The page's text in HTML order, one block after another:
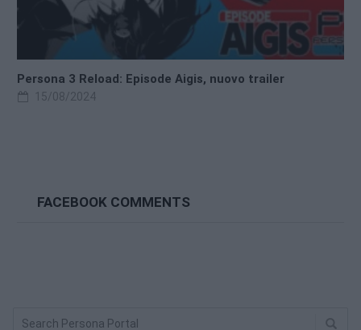
Persona 3 Reload: Episode Aigis, nuovo trailer
15/08/2024
FACEBOOK COMMENTS